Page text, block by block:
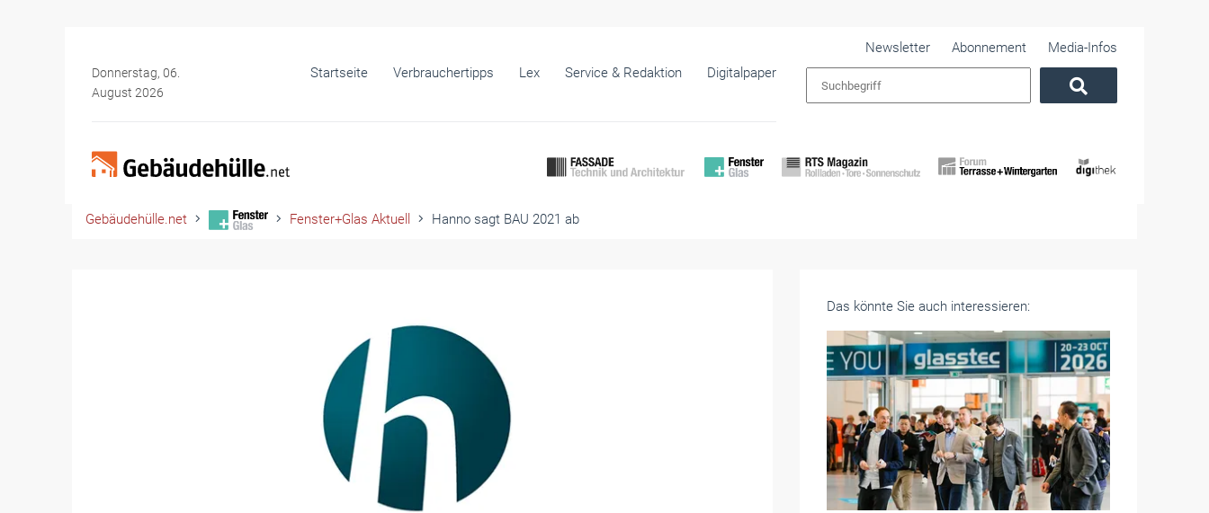
Donnerstag, 06.
August 2026
Startseite Verbrauchertipps Lex Service & Redaktion Digitalpaper
Newsletter Abonnement Media-Infos
Gebäudehülle.net Fenster+Glas Aktuell Hanno sagt BAU 2021 ab
Das könnte Sie auch interessieren: